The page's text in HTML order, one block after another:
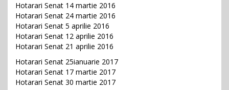
Hotarari Senat 14 martie 2016
Hotarari Senat 24 martie 2016
Hotarari Senat 5 aprilie 2016
Hotarari Senat 12 aprilie 2016
Hotarari Senat 21 aprilie 2016
Hotarari Senat 25ianuarie 2017
Hotarari Senat 17 martie 2017
Hotarari Senat 30 martie 2017